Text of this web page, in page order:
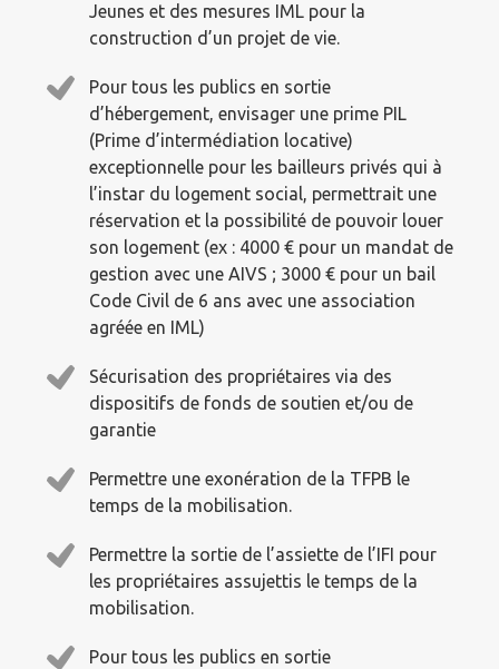
Jeunes et des mesures IML pour la
construction d’un projet de vie.
Pour tous les publics en sortie
d’hébergement, envisager une prime PIL
(Prime d’intermédiation locative)
exceptionnelle pour les bailleurs privés qui à
l’instar du logement social, permettrait une
réservation et la possibilité de pouvoir louer
son logement (ex : 4000 € pour un mandat de
gestion avec une AIVS ; 3000 € pour un bail
Code Civil de 6 ans avec une association
agréée en IML)
Sécurisation des propriétaires via des
dispositifs de fonds de soutien et/ou de
garantie
Permettre une exonération de la TFPB le
temps de la mobilisation.
Permettre la sortie de l’assiette de l’IFI pour
les propriétaires assujettis le temps de la
mobilisation.
Pour tous les publics en sortie